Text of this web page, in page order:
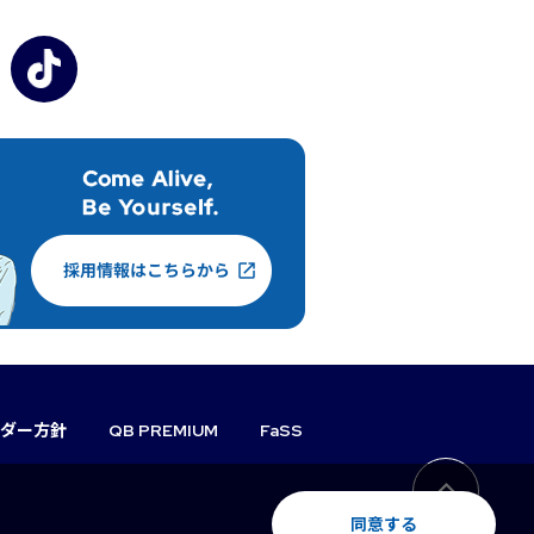
ー方針 QB PREMIUM FaSS
同意する